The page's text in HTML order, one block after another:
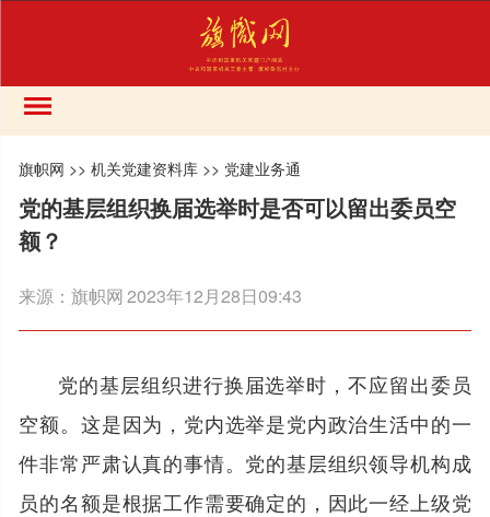
旗帜网 >>机关党建资料库 >> 党建业务通
党的基层组织换届选举时是否可以留出委员空
额？
来源：旗帜网2023年12月28日09:43
党的基层组织进行换届选举时，不应留出委员
空额。这是因为，党内选举是党内政治生活中的一
件非常严肃认真的事情。党的基层组织领导机构成
员的名额是根据工作需要确定的，因此一经上级党